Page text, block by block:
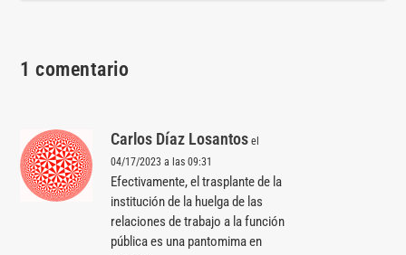
1 comentario
Carlos Díaz Losantos el
04/17/2023 a las 09:31
Efectivamente, el trasplante de la
institución de la huelga de las
relaciones de trabajo a la función
pública es una pantomima en